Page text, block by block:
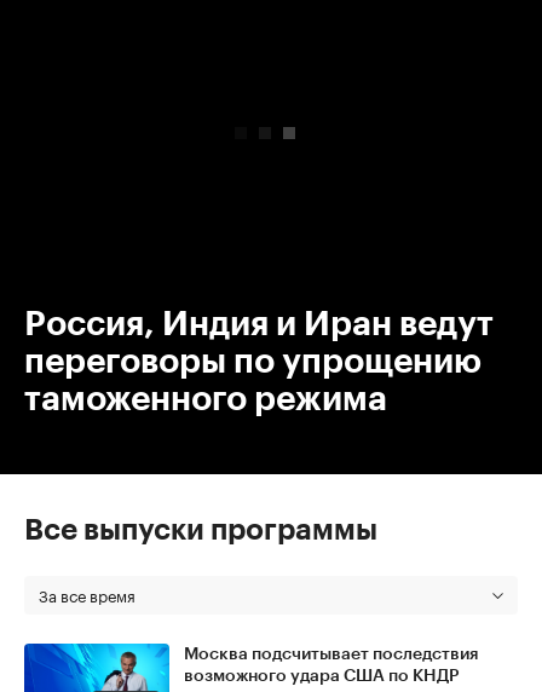
Россия, Индия и Иран ведут
переговоры по упрощению
таможенного режима
Все выпуски программы
За все время
Москва подсчитывает последствия
возможного удара США по КНДР